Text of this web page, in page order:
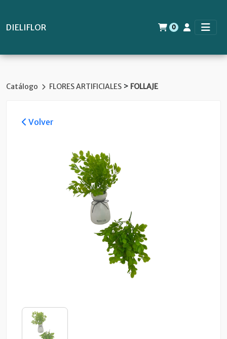
DIELIFLOR 0
Catálogo FLORES ARTIFICIALES > FOLLAJE
Volver